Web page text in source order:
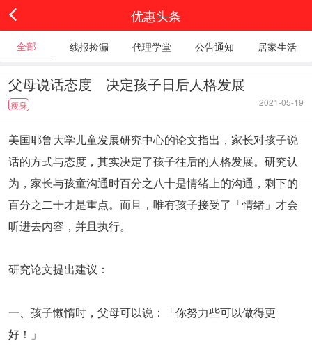
优惠头条
全部 线报捡漏 代理学堂 公告通知 居家生活
父母说话态度 决定孩子日后人格发展
瘦身 2021-05-19
美国耶鲁大学儿童发展研究中心的论文指出，家长对孩子说
话的方式与态度，其实决定了孩子往后的人格发展。研究认
为，家长与孩童沟通时百分之八十是情绪上的沟通，剩下的
百分之二十才是重点。而且，唯有孩子接受了「情绪」才会
听进去内容，并且执行。
研究论文提出建议：
一、孩子懒惰时，父母可以说：「你努力些可以做得更
好！」